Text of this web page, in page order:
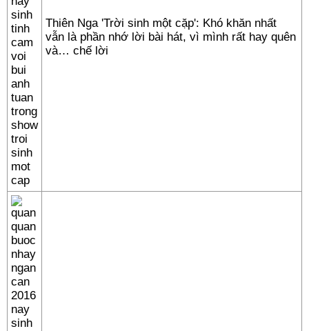
Thiên Nga 'Trời sinh một cặp': Khó khăn nhất
vẫn là phần nhớ lời bài hát, vì mình rất hay quên
và… chế lời